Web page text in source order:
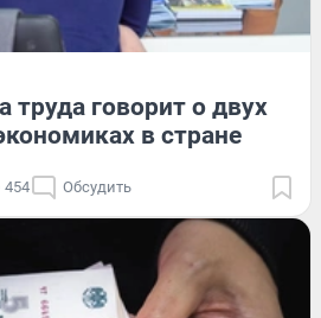
труда говорит о двух
в стране
454 Обсудить